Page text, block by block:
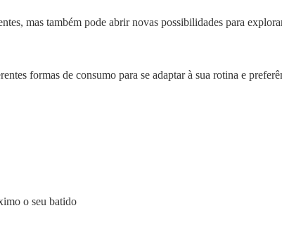
mas também pode abrir novas possibilidades para
formas de consumo para se adaptar à sua rotina e